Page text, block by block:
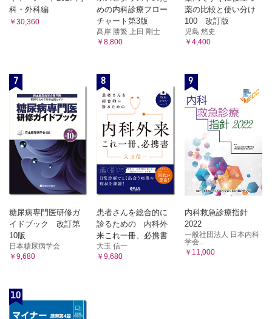
科・外科編
￥30,360
めの内科診療フロー
チャート第3版
髙岸 勝繁 上田 剛士
￥8,800
薬の比較と使い分け
100 改訂版
児島 悠史
￥4,400
7
糖尿病専門医研修ガ
イドブック 改訂第
10版
日本糖尿病学会
￥9,680
8
患者さんを総合的に
診るための 内科外
来これ一冊、必携書
大玉 信一
￥9,680
9
内科救急診療指針
2022
一般社団法人 日本内科
学会...
￥11,000
10